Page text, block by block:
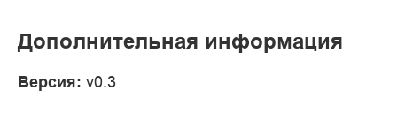
Дополнительная информация
Версия: v0.3